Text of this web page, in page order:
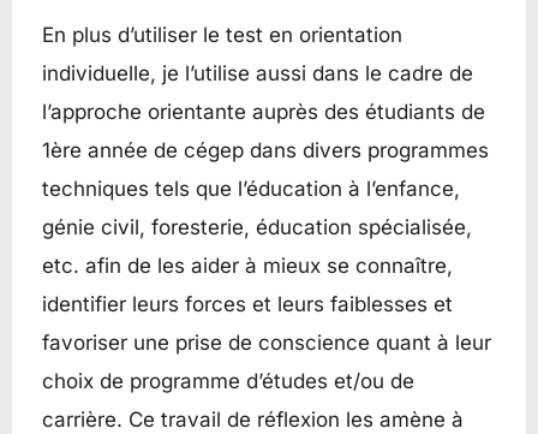
En plus d’utiliser le test en orientation
individuelle, je l’utilise aussi dans le cadre de
l’approche orientante auprès des étudiants de
1ère année de cégep dans divers programmes
techniques tels que l’éducation à l’enfance,
génie civil, foresterie, éducation spécialisée,
etc. afin de les aider à mieux se connaître,
identifier leurs forces et leurs faiblesses et
favoriser une prise de conscience quant à leur
choix de programme d’études et/ou de
carrière. Ce travail de réflexion les amène à